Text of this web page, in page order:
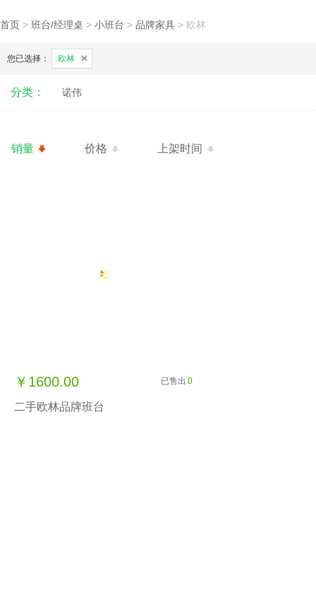
首页 > 班台/经理桌 > 小班台 > 品牌家具 > 欧林
您已选择： 欧林
分类： 诺伟
销量 价格 上架时间
￥1600.00 已售出 0
二手欧林品牌班台